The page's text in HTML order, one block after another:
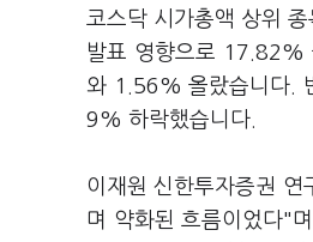
코스닥 시가총액 상위
발표 영향으로 17.82%
와 1.56% 올랐습니다.
9% 하락했습니다.
이재원 신한투자증권 연
며 약화된 흐름이었다"